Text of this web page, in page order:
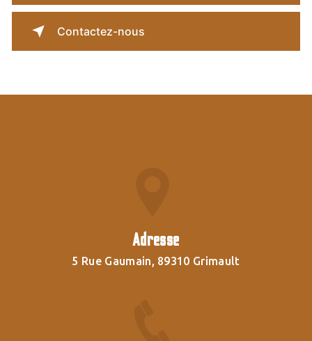
Contactez-nous
Adresse
5 Rue Gaumain, 89310 Grimault